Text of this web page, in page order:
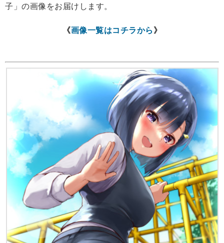
子」の画像をお届けします。
《画像一覧はコチラから 》